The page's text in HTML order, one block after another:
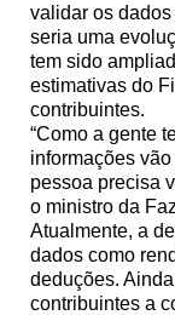
validar os
seria uma
tem sido
estimativas do
contribuintes.
“Como a gente
informações
pessoa precisa
o ministro da
Atualmente, a
dados como
deduções.
contribuintes a